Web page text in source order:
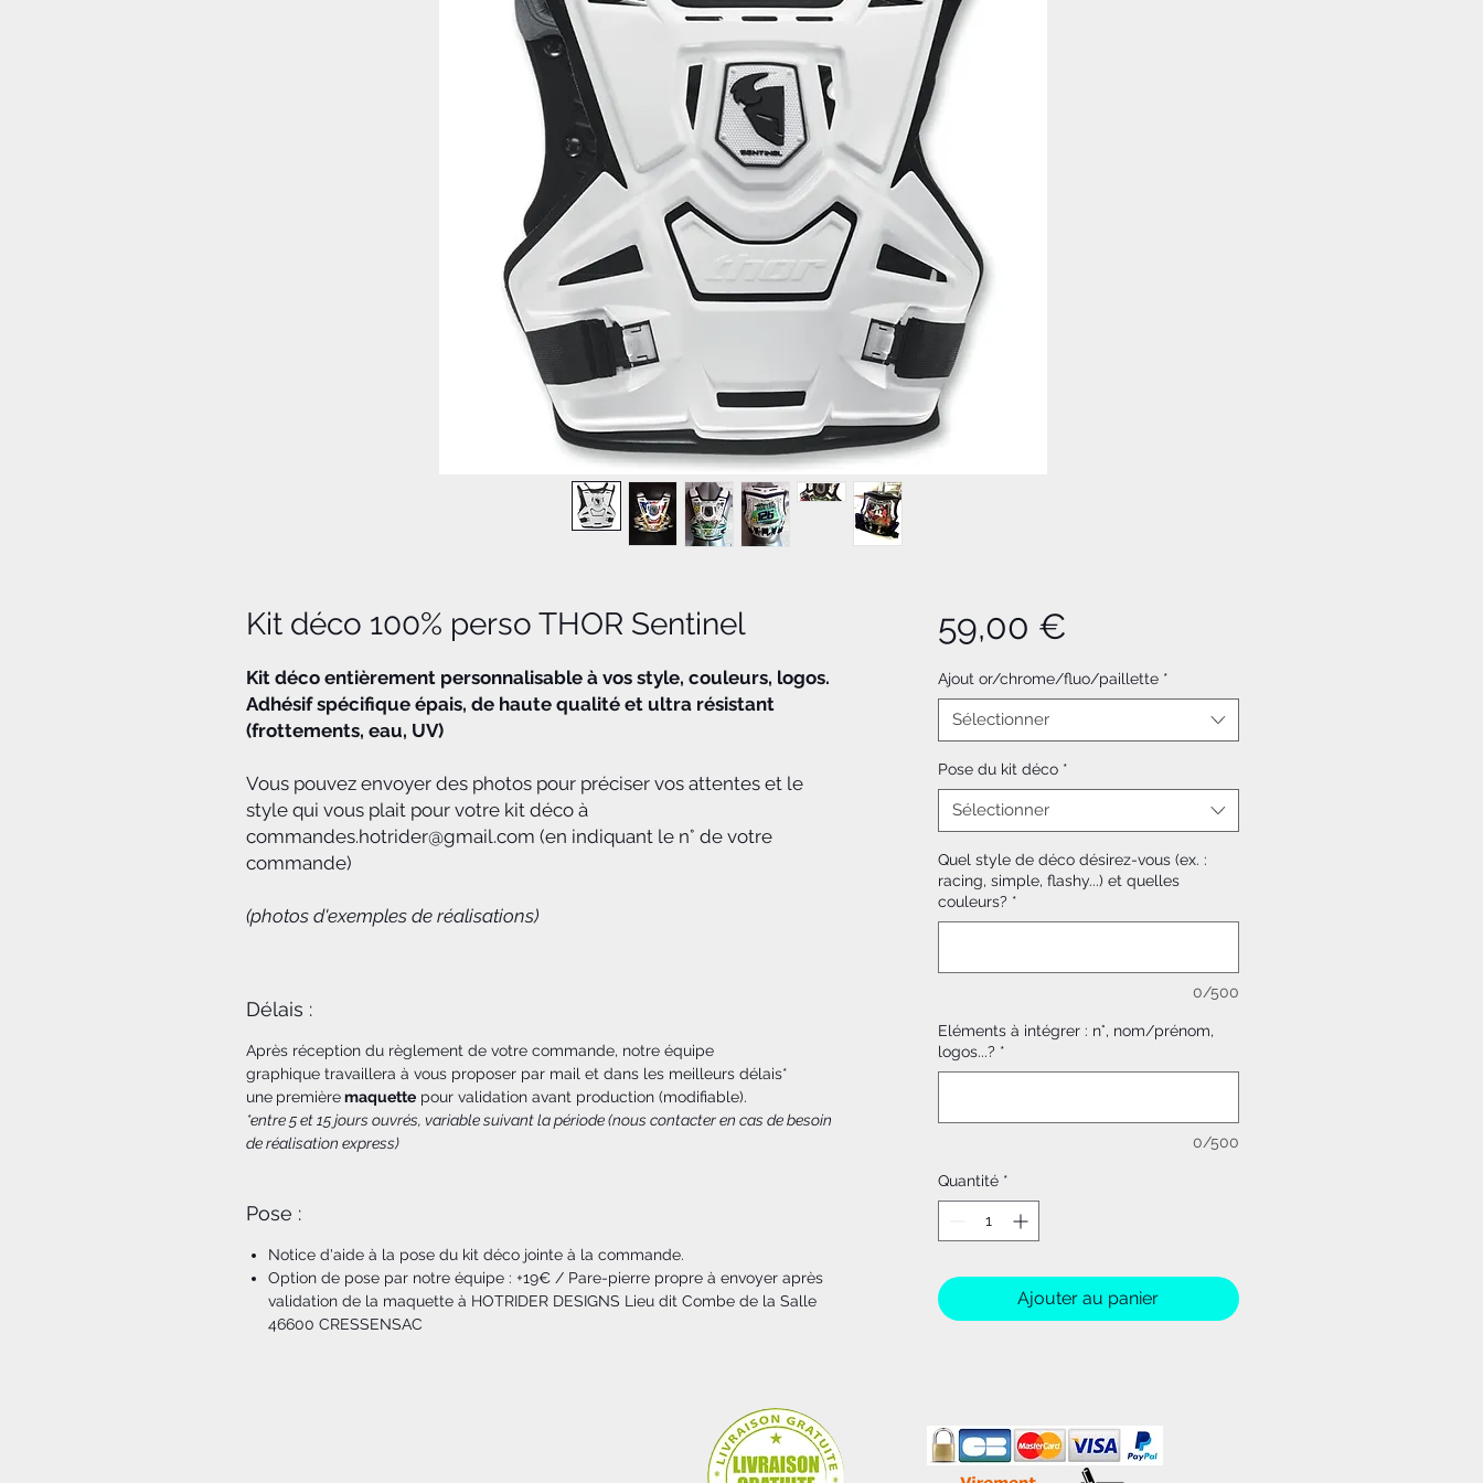
Kit déco 100% perso THOR Sentinel
Kit déco entièrement personnalisable à vos style, couleurs, logos.
Adhésif spécifique épais, de haute qualité et ultra résistant
(frottements, eau, UV)
Vous pouvez envoyer des photos pour préciser vos attentes et le
style qui vous plait pour votre kit déco à
commandes.hotrider@gmail.com (en indiquant le n° de votre
commande)
(photos d'exemples de réalisations)
Délais :
Après réception du règlement de votre commande, notre équipe
graphique travaillera à vous proposer par mail et dans les meilleurs délais*
une premièremaquette pour validation avant production (modifiable).
*entre 5 et 15 jours ouvrés, variable suivant la période (nous contacter en cas de besoin
de réalisation express)
Pose :
Notice d'aide à la pose du kit déco jointe à la commande.
Option de pose par notre équipe : +19€ / Pare-pierre propre à envoyer après
validation de la maquette à HOTRIDER DESIGNS Lieu dit Combe de la Salle
46600 CRESSENSAC
59,00 €
Ajout or/chrome/fluo/paillette *
Sélectionner
Pose du kit déco *
Sélectionner
Quel style de déco désirez-vous (ex. :
racing, simple, flashy...) et quelles
couleurs? *
0/500
Eléments à intégrer : n°, nom/prénom,
logos...? *
0/500
Quantité *
Ajouter au panier